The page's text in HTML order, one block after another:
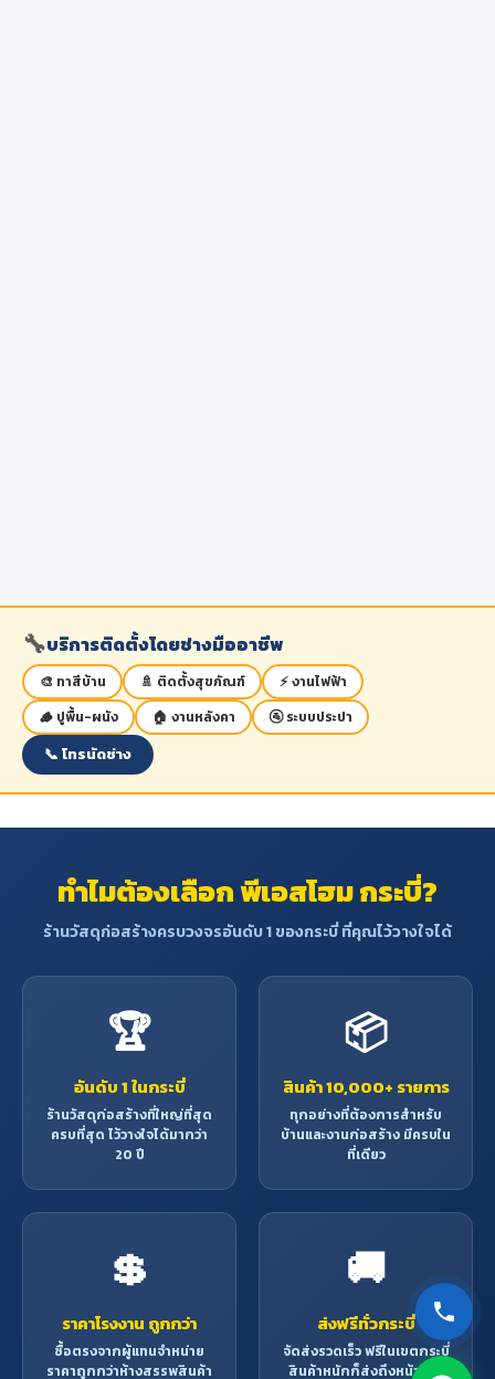
🔧บริการติดตั้งโดยช่างมืออาชีพ
🎨 ทาสีบ้าน 🚿 ติดตั้งสุขภัณฑ์
⚡ งานไฟฟ้า
🪵 ปูพื้น-ผนัง
🏠 งานหลังคา 🚰 ระบบประปา
📞 โทรนัดช่าง
ทำไมต้องเลือก พีเอสโฮม กระบี่?
ร้านวัสดุก่อสร้างครบวงจรอันดับ 1 ของกระบี่ ที่คุณไว้วางใจได้
🏆
อันดับ 1 ในกระบี่
ร้านวัสดุก่อสร้างที่ใหญ่ที่สุด
ครบที่สุด ไว้วางใจได้มากว่า
20 ปี
📦
สินค้า 10,000+ รายการ
ทุกอย่างที่ต้องการสำหรับ
บ้านและงานก่อสร้าง มีครบใน
ที่เดียว
💲
ราคาโรงงาน ถูกกว่า
ซื้อตรงจากผู้แทนจำหน่าย
ราคาถูกกว่าห้างสรรพสินค้า
🚚
ส่งฟรีทั่วกระบี่
จัดส่งรวดเร็ว ฟรีในเขตกระบี่
สินค้าหนักก็ส่งถึงหน้าบ้าน